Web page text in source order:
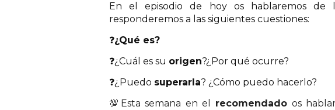
En el episodio de hoy os hablaremosde
responderemos a las siguientes cuestiones:
❓¿Qué es?
❓¿Cuál es su origen?¿Por qué ocurre?
❓¿Puedo superarla? ¿Cómo puedo hacerlo?
💯 Esta semana en el recomendado os